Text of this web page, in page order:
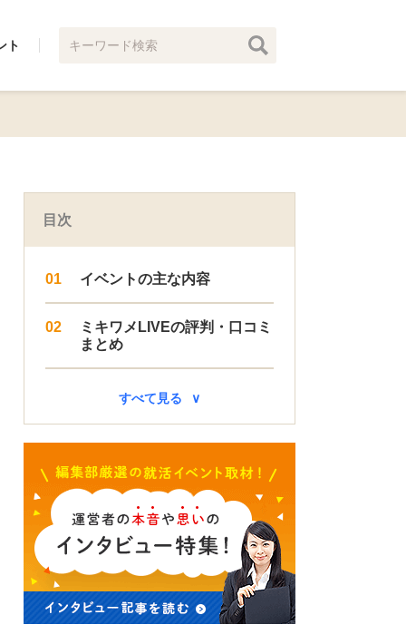
ト
目次
イベントの主な内容
ミキワメLIVEの評判・口コミ
まとめ
すべて見る